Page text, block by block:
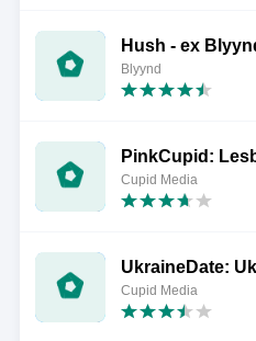
Hush - ex
Blyynd
PinkCupid:
Cupid Media
UkraineDate:
Cupid Media